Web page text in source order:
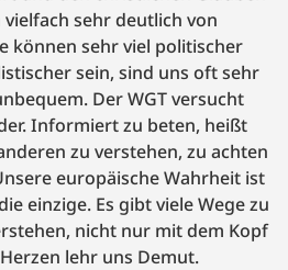
sehr deutlich von
können sehr viel politischer
sein, sind uns oft sehr
Der WGT versucht
Informiert zu beten, heißt
zu verstehen, zu achten
europäische Wahrheit ist
einzige. Es gibt viele Wege zu
nicht nur mit dem Kopf
lehr uns Demut.